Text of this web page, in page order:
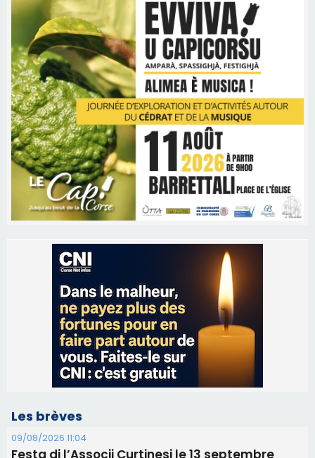
Les brèves
09/08/2026 11:04
Festa di l’Associi Curtinesi le 13 septembre
06/08/2026 15:57
Ucciani – Marché des producteurs à Cruculi le
06/08/2026 15:25
Corte – L’association A Nuciola organise une
projection sous les étoiles